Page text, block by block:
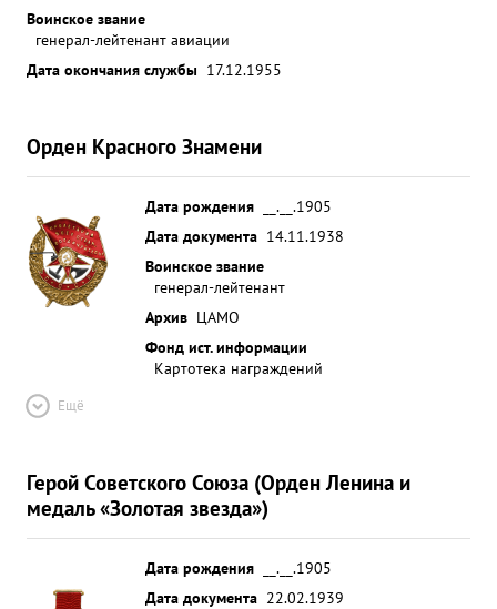
Воинское звание
генерал-лейтенант авиации
Дата окончания службы 17.12.1955
Орден Красного Знамени
Дата рождения
__.__.1905
Дата документа 14.11.1938
Воинское звание
генерал-лейтенант
Архив ЦАМО
Фонд ист. информации
Картотека награждений
Ещё
Герой Советского Союза (Орден Ленина и
медаль «Золотая звезда»)
Дата рождения
__.__.1905
Дата документа 22.02.1939